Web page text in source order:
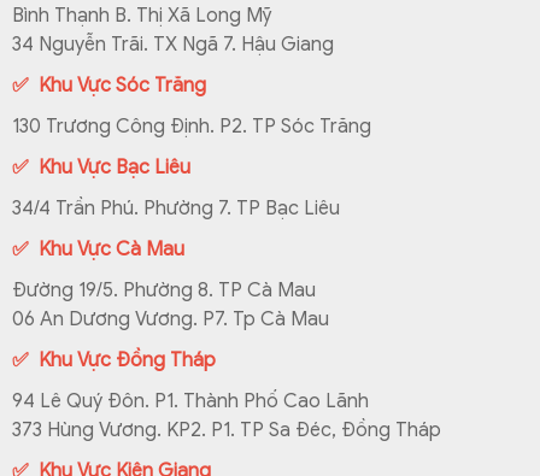
Bình Thạnh B. Thị Xã Long Mỹ
34 Nguyễn Trãi. TX Ngã 7. Hậu Giang
✅ Khu Vực Sóc Trăng
130 Trương Công Định. P2. TP Sóc Trăng
✅ Khu Vực Bạc Liêu
34/4 Trần Phú. Phường 7. TP Bạc Liêu
✅ Khu Vực Cà Mau
Đường 19/5. Phường 8. TP Cà Mau
06 An Dương Vương. P7. Tp Cà Mau
✅ Khu Vực Đồng Tháp
94 Lê Quý Đôn. P1. Thành Phố Cao Lãnh
373 Hùng Vương. KP2. P1. TP Sa Đéc, Đồng Tháp
✅ Khu Vực Kiên Giang